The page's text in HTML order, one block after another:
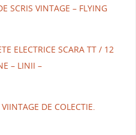
SCRIS VINTAGE – FLYING
ELECTRICE SCARA TT / 12
– LINII –
DE COLECTIE.